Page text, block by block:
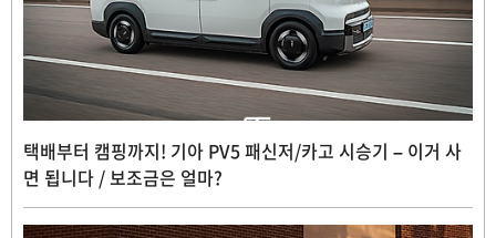
택배부터 캠핑까지! 기아 PV5 패신저/카고 시승기 – 이거 사
면 됩니다 / 보조금은 얼마?